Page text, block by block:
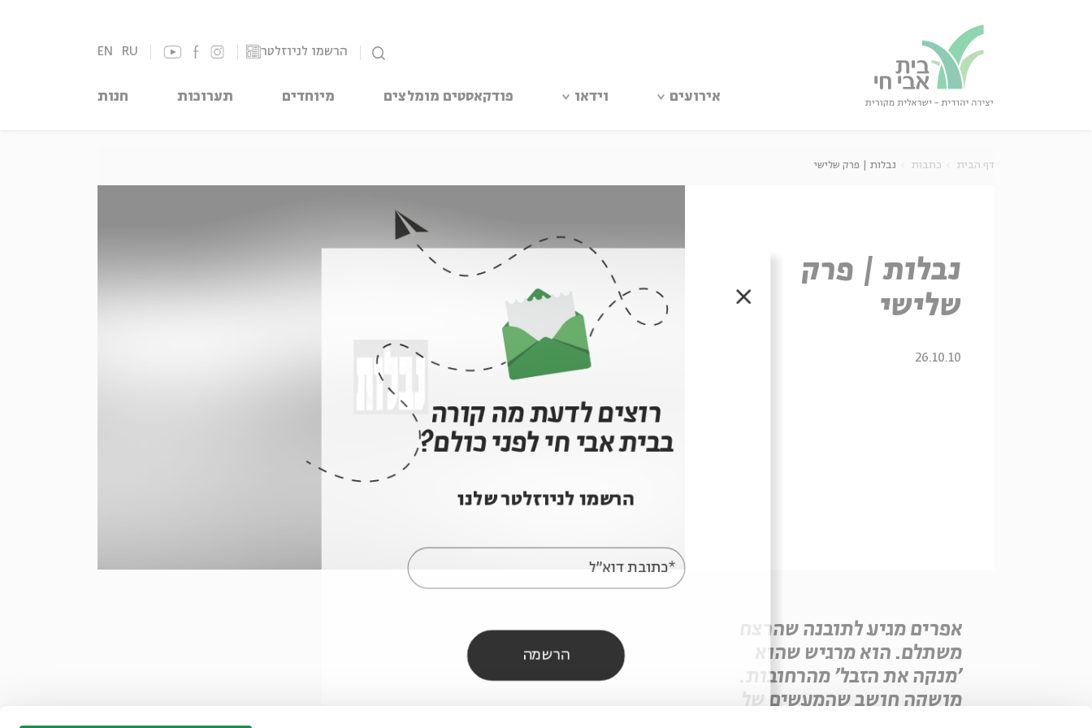
הרשמו לניוזלטר EN RU
אירועים וידאו פודקאסטים מומלצים מיוחדים תערוכות חנות
דף הבית כתבות נבלות | פרק שלישי
נבלות | פרק
שלישי
26.10.10
אפרים מגיע לתובנה שהרצח
משתלם. הוא מרגיש שהוא
'מנקה את הזבל' מהרחובות.
מושקה חושב שהמעשים של
סגור
רוצים לדעת מה קורה
בבית אבי חי לפני כולם?
הרשמו לניוזלטר שלנו
*כתובת דוא"ל
הרשמה